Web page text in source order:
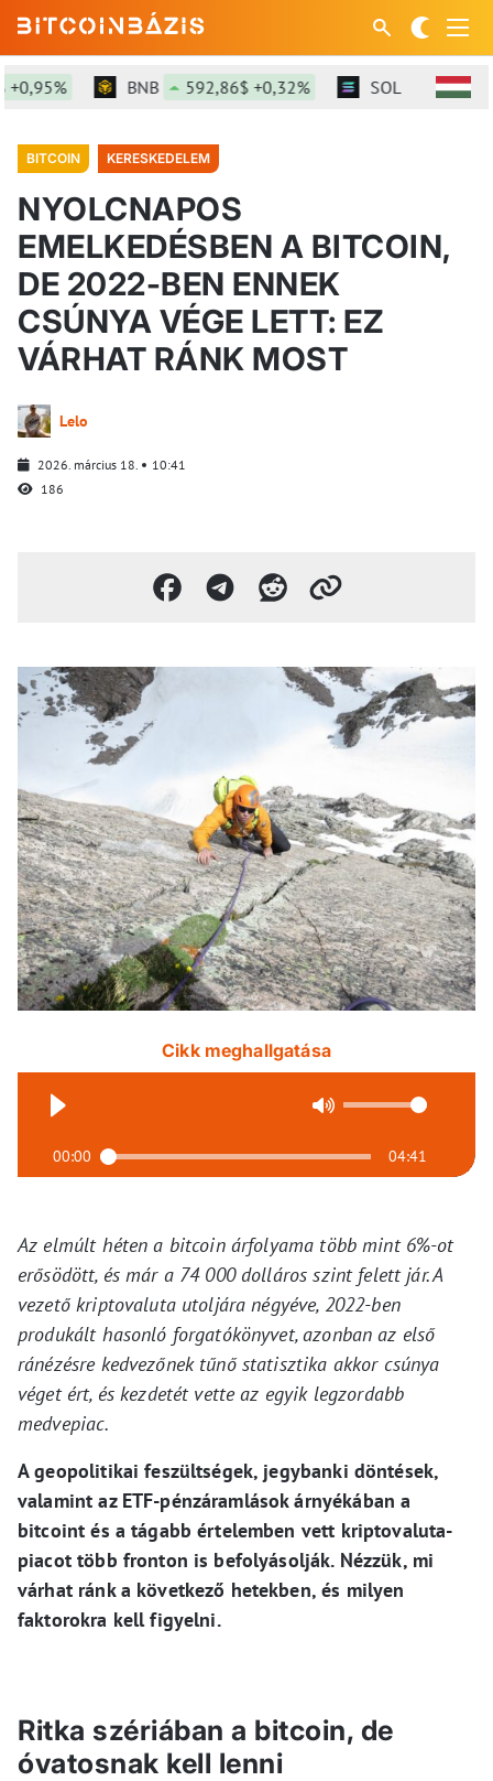
BNB 592,86$ +0,32% SOL 74,67$
BITCOIN KERESKEDELEM
NYOLCNAPOS
EMELKEDÉSBEN A BITCOIN,
DE 2022-BEN ENNEK
CSÚNYA VÉGE LETT: EZ
VÁRHAT RÁNK MOST
Lelo
2026. március 18.
10:41
186
Cikk meghallgatása
00:00 04:41
Az elmúlt héten a bitcoin árfolyama több mint 6%-ot
erősödött, és már a 74 000 dolláros szint felett jár. A
vezető kriptovaluta utoljára négyéve, 2022-ben
produkált hasonló forgatókönyvet, azonban az első
ránézésre kedvezőnek tűnő statisztika akkor csúnya
véget ért, és kezdetét vette az egyik legzordabb
medvepiac.
A geopolitikai feszültségek, jegybanki döntések,
valamint az ETF-pénzáramlások árnyékában a
bitcoint és a tágabb értelemben vett kriptovaluta-
piacot több fronton is befolyásolják. Nézzük, mi
várhat ránk a következő hetekben, és milyen
faktorokra kell figyelni.
Ritka szériában a bitcoin, de
óvatosnak kell lenni